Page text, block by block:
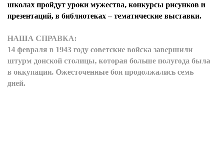
школах пройдут уроки мужества, конкурсы рисунков и
презентаций, в библиотеках – тематические выставки.
НАША СПРАВКА:
14 февраля в 1943 году советские войска завершили
штурм донской столицы, которая больше полугода была
в оккупации. Ожесточенные бои продолжались семь
дней.